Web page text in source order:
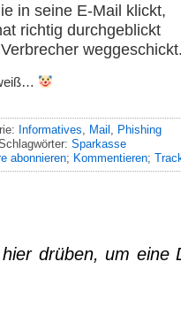
in seine E-Mail klickt,
richtig durchgeblickt
weggeschickt.
Informatives, Mail , Phishing
Sparkasse
abonnieren; Kommentieren;
hier drüben, um eine